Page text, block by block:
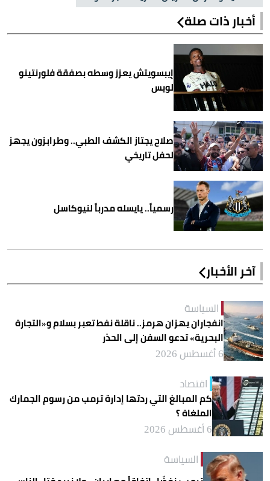
أخبار ذات صلة
إيبسويتش يعزز وسطه بصفقة فلورنتينو
لويس
صلاح يجتاز الكشف الطبي.. وطرابزون يجهز
لحفل تاريخي
رسمياً.. يايسله مدرباً لنيوكاسل
آخر الأخبار
السياسة
انفجاران يهزان هرمز.. ناقلة نفط تعبر بسلام و«التجارة
البحرية» تدعو السفن إلى الحذر
6 أغسطس 2026
اقتصاد
كم المبالغ التي ردتها إدارة ترمب من رسوم الجمارك
الملغاة ؟
6 أغسطس 2026
السياسة